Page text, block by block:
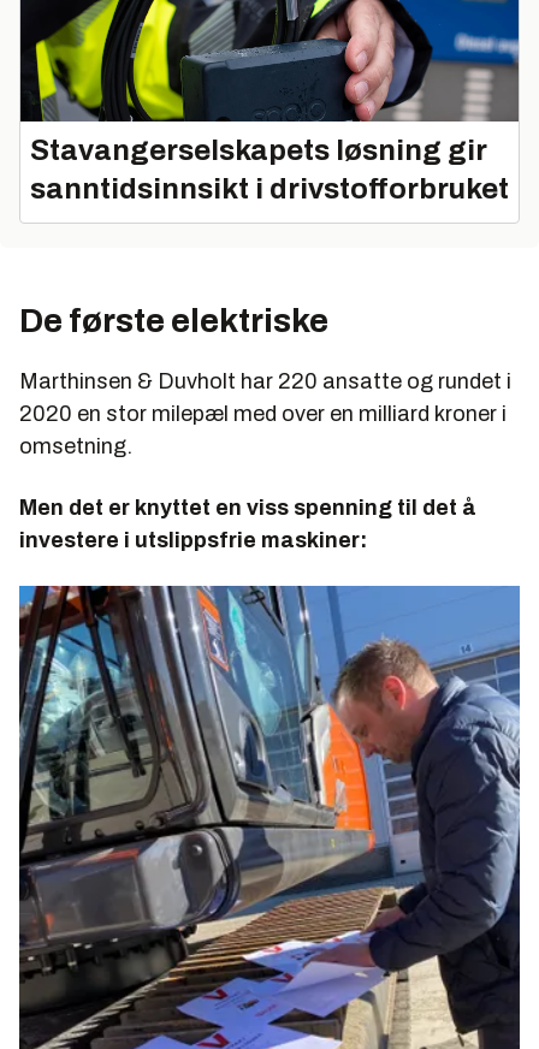
Stavangerselskapets løsning gir
sanntidsinnsikt i drivstofforbruket
De første elektriske
Marthinsen & Duvholt har 220 ansatte og rundet i
2020 en stor milepæl med over en milliard kroner i
omsetning.
Men det er knyttet en viss spenning til det å
investere i utslippsfrie maskiner: